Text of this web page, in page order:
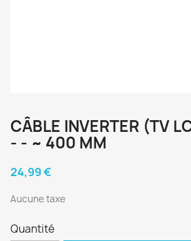
CÂBLE INVERTER (TV
- - ~ 400 MM
24,99 €
Aucune taxe
Quantité